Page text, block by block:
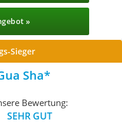
»
Sieger
Sha
Bewertung:
SEHR GUT